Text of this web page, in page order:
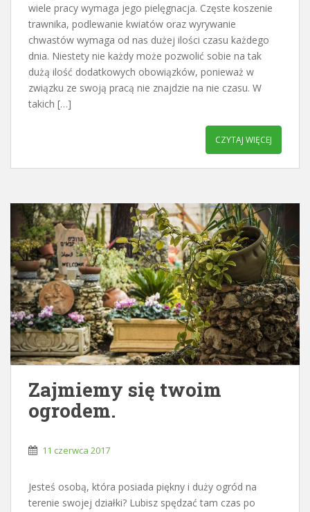
wiele pracy wymaga jego pielęgnacja. Częste koszenie
trawnika, podlewanie kwiatów oraz wyrywanie
chwastów wymaga od nas dużej ilości czasu każdego
dnia. Niestety nie każdy może pozwolić sobie na tak
dużą ilość dodatkowych obowiązków, ponieważ w
związku ze swoją pracą nie znajdzie na nie czasu. W
takich […]
CZYTAJ WIĘCEJ
Zajmiemy się twoim
ogrodem.
11 czerwca 2017
Jesteś osobą, która posiada piękny i duży ogród na
terenie swojej działki? Lubisz spędzać tam czas po